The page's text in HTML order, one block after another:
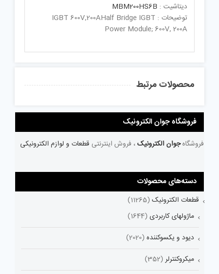
دیتاشیت : MBM200HS6B
توضیحات : IGBT 600V,200AHalf Bridge IGBT
Power Module; 600V, 200A
محصولات مرتبط
فروشگاه جوان الکترونیک
فروشگاهجوان الکترونیک ، فروش اینترنتی قطعات و لوازم الکترونیکی
دسته‌های محصولات
قطعات الکترونیک (11265)
ماژولهای کاربردی (1644)
دیود و یکسوکننده (2020)
میکروکنترلر (352)